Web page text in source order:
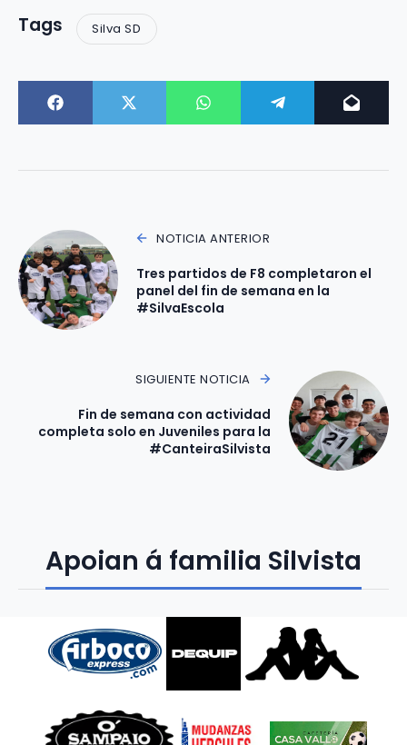
Tags Silva SD
NOTICIA ANTERIOR
Tres partidos de F8 completaron el
panel del fin de semana en la
#SilvaEscola
SIGUIENTE NOTICIA
Fin de semana con actividad
completa solo en Juveniles para la
#CanteiraSilvista
Apoian á familia Silvista